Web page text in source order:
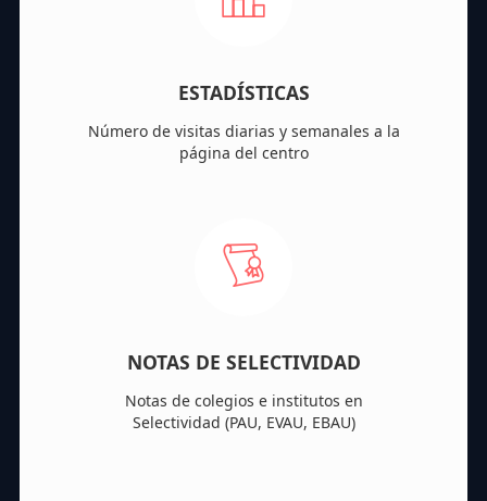
ESTADÍSTICAS
Número de visitas diarias y semanales a la
página del centro
NOTAS DE SELECTIVIDAD
Notas de colegios e institutos en
Selectividad (PAU, EVAU, EBAU)